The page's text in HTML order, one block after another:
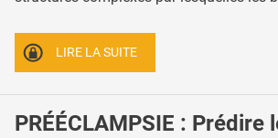
LIRE LA SUITE
PRÉÉCLAMPSIE : Prédire